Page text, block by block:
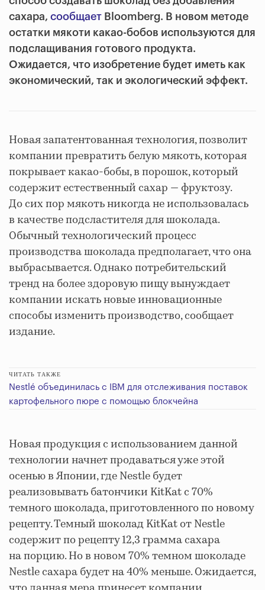
сахара, сообщает Bloomberg. В новом методе
остатки мякоти какао-бобов используются для
подслащивания готового продукта.
Ожидается, что изобретение будет иметь как
экономический, так и экологический эффект.
Новая запатентованная технология, позволит
компании превратить белую мякоть, которая
покрывает какао-бобы, в порошок, который
содержит естественный сахар — фруктозу.
До сих пор мякоть никогда не использовалась
в качестве подсластителя для шоколада.
Обычный технологический процесс
производства шоколада предполагает, что она
выбрасывается. Однако потребительский
тренд на более здоровую пищу вынуждает
компании искать новые инновационные
способы изменить производство, сообщает
издание.
ЧИТАТЬ ТАКЖЕ
Nestlé объединилась с IBM для отслеживания поставок
картофельного пюре с помощью блокчейна
Новая продукция с использованием данной
технологии начнет продаваться уже этой
осенью в Японии, где Nestle будет
реализовывать батончики KitKat с 70%
темного шоколада, приготовленного по новому
рецепту. Темный шоколад KitKat от Nestle
содержит по рецепту 12,3 грамма сахара
на порцию. Но в новом 70% темном шоколаде
Nestle сахара будет на 40% меньше. Ожидается,